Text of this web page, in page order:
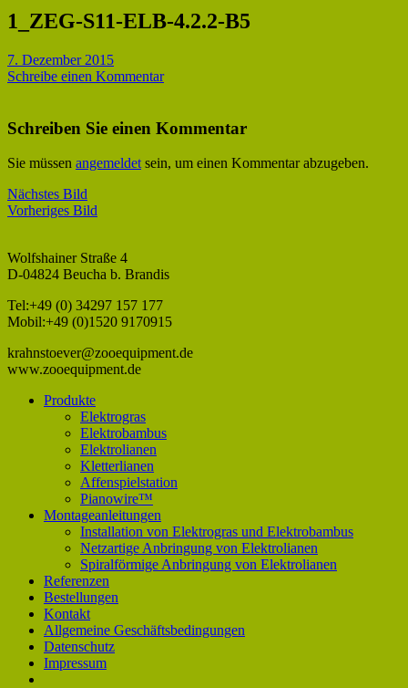
1_ZEG-S11-ELB-4.2.2-B5
7. Dezember 2015
Schreibe einen Kommentar
Schreiben Sie einen Kommentar
Sie müssen angemeldet sein, um einen Kommentar abzugeben.
Nächstes Bild
Vorheriges Bild
Wolfshainer Straße 4
D-04824 Beucha b. Brandis
Tel:+49 (0) 34297 157 177
Mobil:+49 (0)1520 9170915
krahnstoever@zooequipment.de
www.zooequipment.de
Produkte
Elektrogras
Elektrobambus
Elektrolianen
Kletterlianen
Affenspielstation
Pianowire™
Montageanleitungen
Installation von Elektrogras und Elektrobambus
Netzartige Anbringung von Elektrolianen
Spiralförmige Anbringung von Elektrolianen
Referenzen
Bestellungen
Kontakt
Allgemeine Geschäftsbedingungen
Datenschutz
Impressum